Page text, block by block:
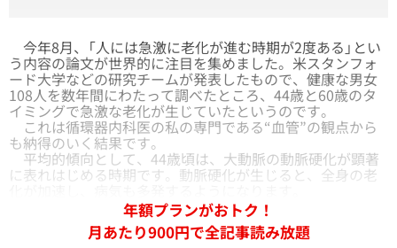
今年8月、「人には急激に老化が進む時期が2度ある」とい
う内容の論文が世界的に注目を集めました。米スタンフォ
ード大学などの研究チームが発表したもので、健康な男女
108人を数年間にわたって調べたところ、44歳と60歳のタ
イミングで急激な老化が生じていたというのです。
これは循環器内科医の私の専門である“血管”の観点から
も納得のいく結果です。
平均的傾向として、44歳頃は、大動脈の動脈硬化が顕著
に表れはじめる時期です。動脈硬化が生じると、全身の老
年額プランがおトク！
月あたり900円で全記事読み放題